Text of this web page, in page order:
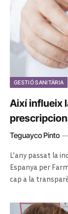
GESTIÓ SANITÀRIA
Així influeix
Teguayco Pinto
L’any passat la
Espanya per
cap a la